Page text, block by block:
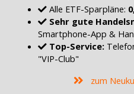
Alle ETF-Sparpläne:
Sehr gute
Smartphone-App &
Top-Service:
"VIP-Club"
zum